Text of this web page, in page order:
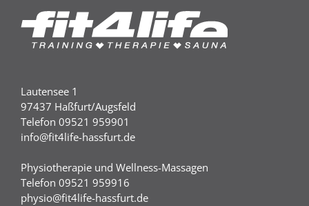
Lautensee 1
97437 Haßfurt/Augsfeld
Telefon 09521 959901
info@fit4life-hassfurt.de
Physiotherapie und Wellness-Massagen
Telefon 09521 959916
physio@fit4life-hassfurt.de